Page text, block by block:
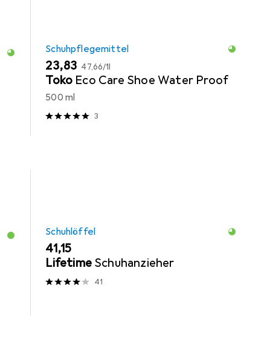
Schuhpflegemittel
EUR
23,83 EUR
47,66/1l
Toko Eco Care Shoe Water Proof
500 ml
3
Schuhlöffel
EUR
41,15
Lifetime Schuhanzieher
41